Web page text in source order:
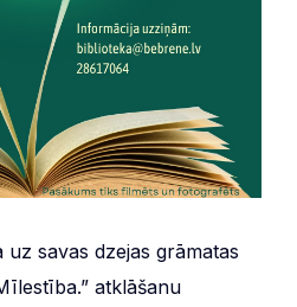
uz savas dzejas grāmatas
atklāšanu